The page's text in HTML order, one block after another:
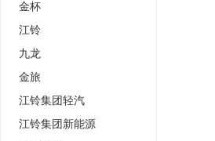
金杯
江铃
九龙
金旅
江铃集团轻汽
江铃集团新能源